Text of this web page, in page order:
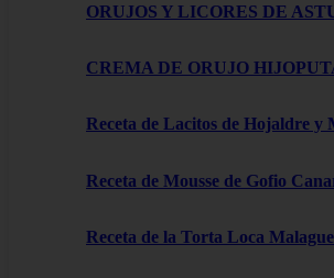
ORUJOS Y LICORES DE
CREMA DE ORUJO
Receta de Lacitos de Hojaldre y
Receta de Mousse de Gofio
Receta de la Torta Loca